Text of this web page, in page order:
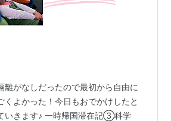
離がなしだったので最初から自由に
くよかった！今日もおでかけしたと
いきます♪ 一時帰国滞在記③科学